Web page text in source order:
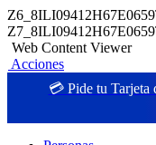
Web Content Viewer
Acciones
💳 Pide tu Tarjeta